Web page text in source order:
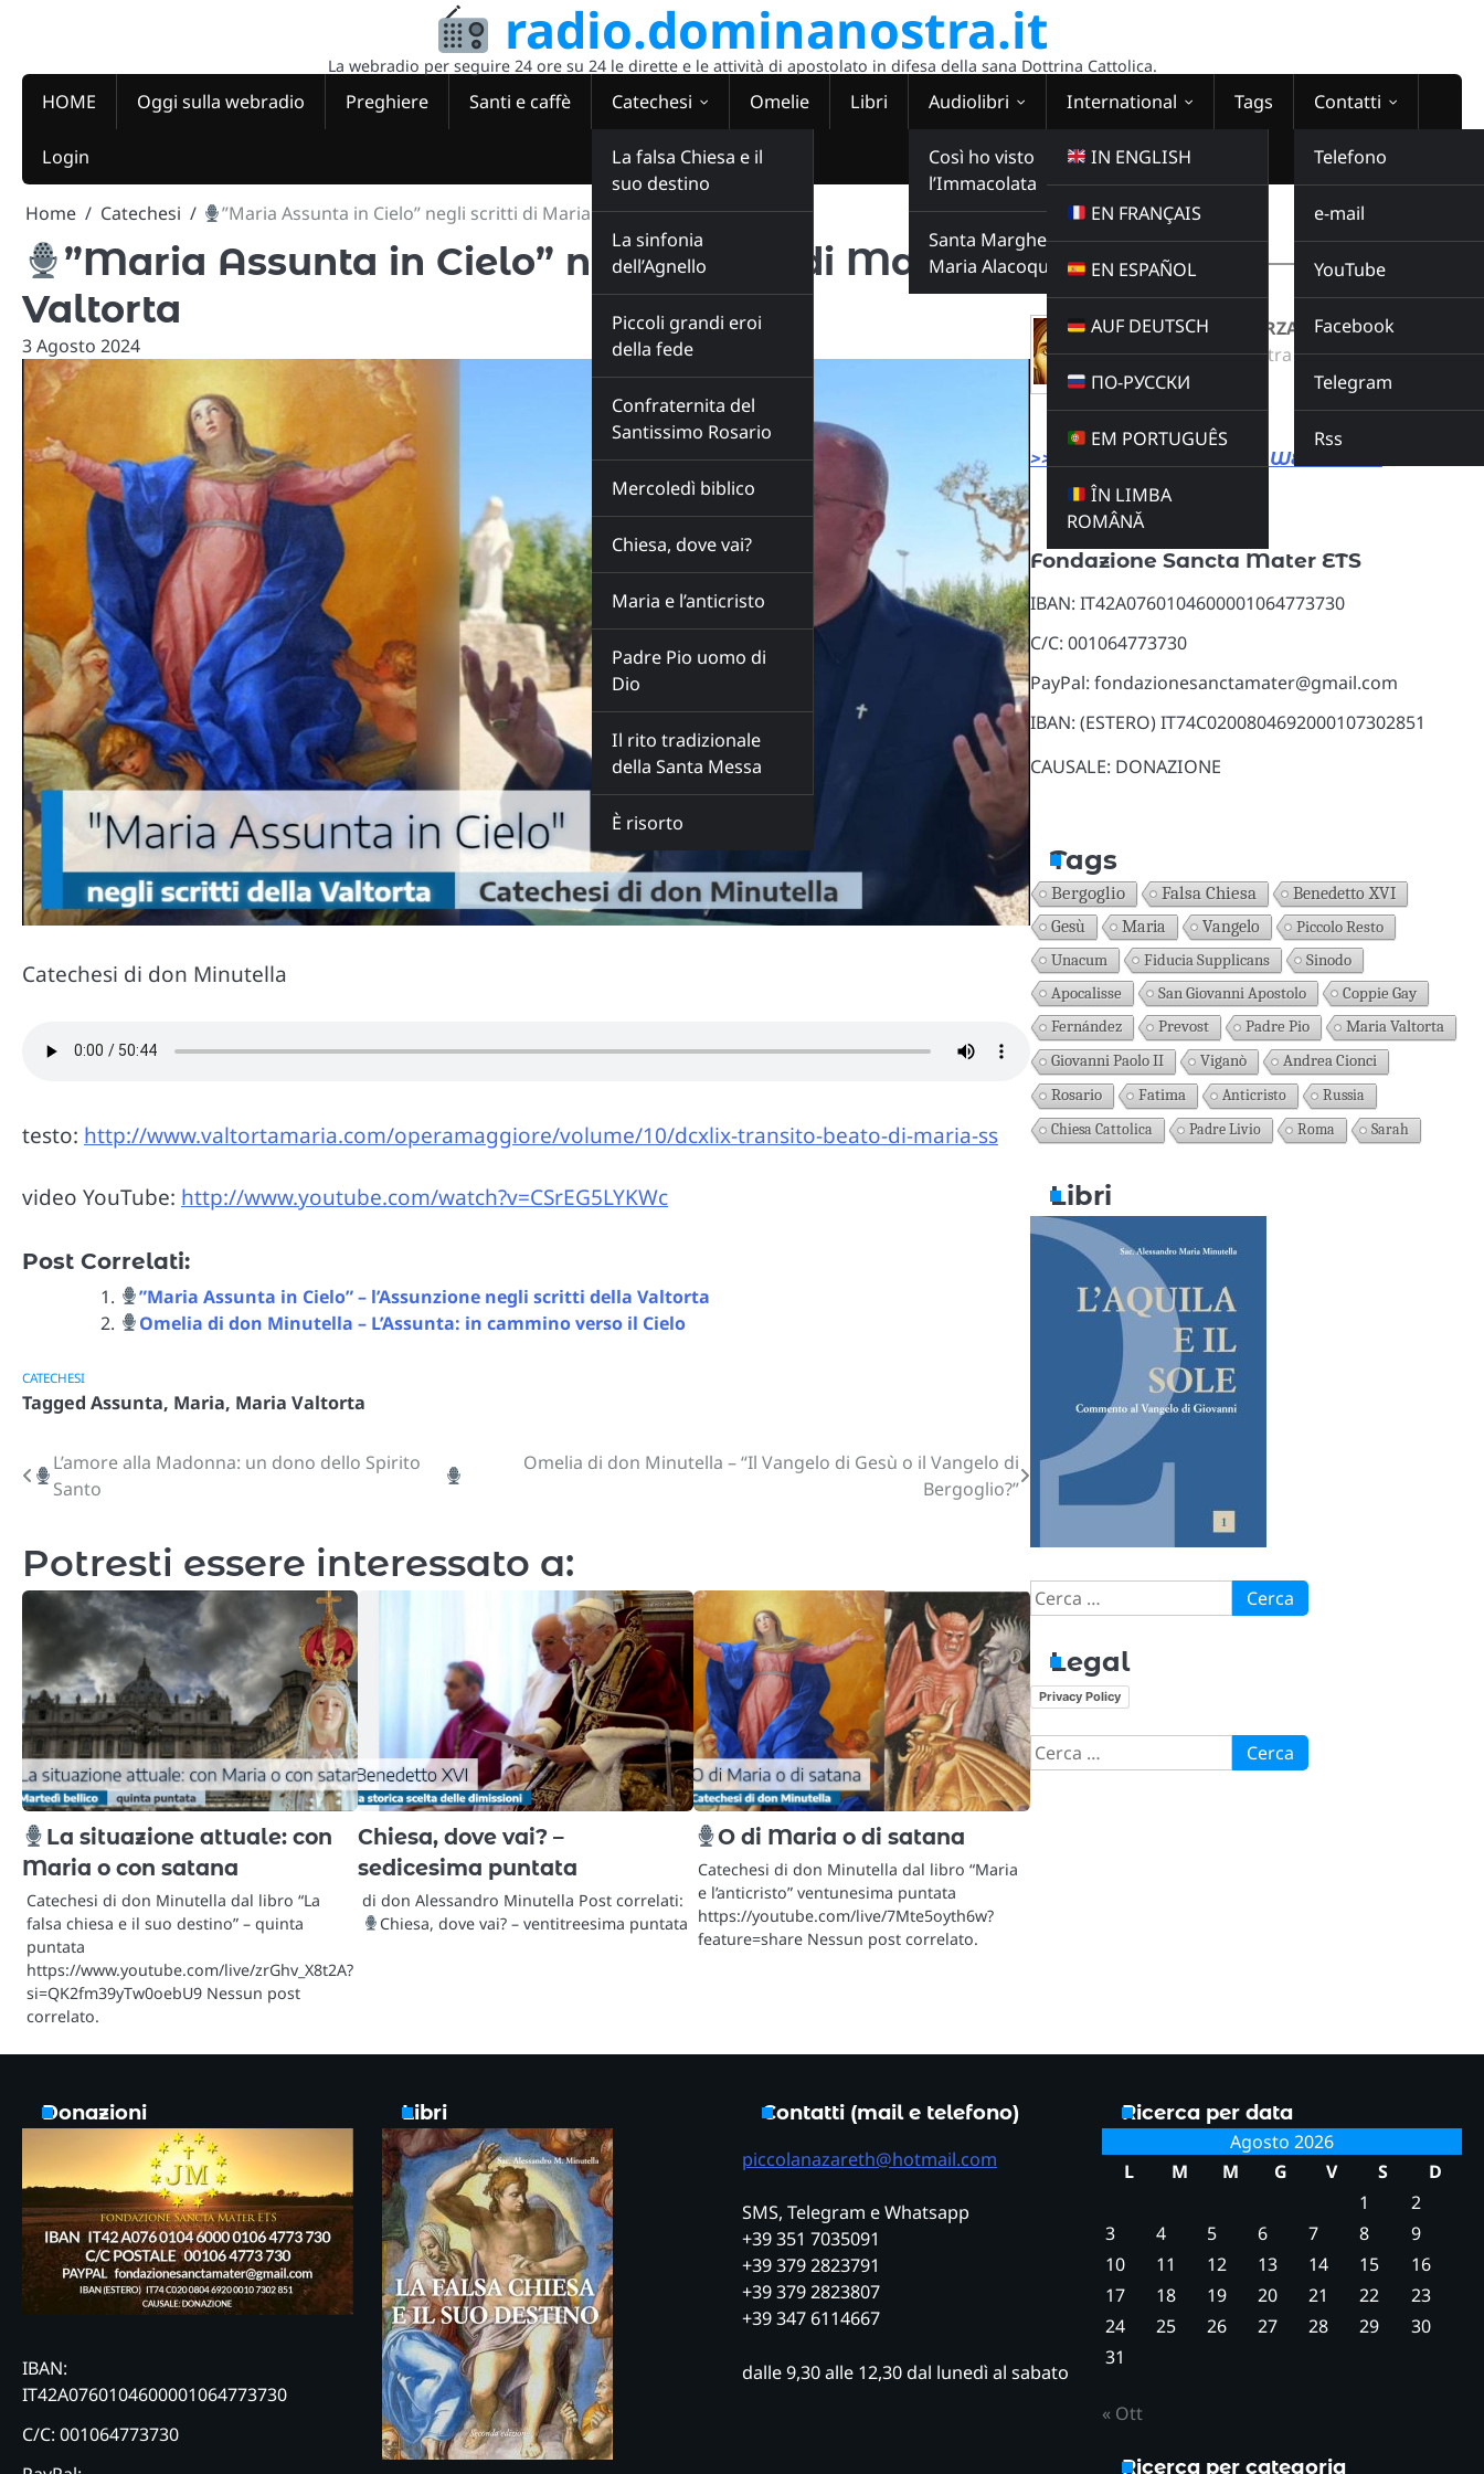
radio.dominanostra.it
La webradio per seguire 24 ore su 24 le dirette e le attività di apostolato in difesa della sana Dottrina Cattolica.
HOME Oggi sulla webradio Preghiere Santi e caffè Catechesi
La falsa Chiesa e il
suo destino
La sinfonia
dell’Agnello
Piccoli grandi eroi
della fede
Confraternita del
Santissimo Rosario
Mercoledì biblico
Chiesa, dove vai?
Maria e l’anticristo
Padre Pio uomo di
Dio
Il rito tradizionale
della Santa Messa
È risorto
Omelie Libri Audiolibri
Così ho visto
l’Immacolata
Santa Margherita
Maria Alacoque
International
IN ENGLISH
EN FRANÇAIS
EN ESPAÑOL
AUF DEUTSCH
ПО-РУССКИ
EM PORTUGUÊS
ÎN LIMBA
ROMÂNĂ
Tags Contatti
Telefono
e-mail
YouTube
Facebook
Telegram
Rss
Login
Home Catechesi ”Maria Assunta in Cielo” negli scritti di Maria Valtorta
”Maria Assunta in Cielo” negli scritti di Maria
Valtorta
3 Agosto 2024
Catechesi di don Minutella
testo: http://www.valtortamaria.com/operamaggiore/volume/10/dcxlix-transito-beato-di-maria-ss
video YouTube: http://www.youtube.com/watch?v=CSrEG5LYKWc
Post Correlati:
”Maria Assunta in Cielo” – l’Assunzione negli scritti della Valtorta
Omelia di don Minutella – L’Assunta: in cammino verso il Cielo
CATECHESI
Tagged Assunta, Maria, Maria Valtorta
Navigazione
articoli
L’amore alla Madonna: un dono dello Spirito
Santo
Omelia di don Minutella – “Il Vangelo di Gesù o il Vangelo di
Bergoglio?”
Potresti essere interessato a:
La situazione attuale: con
Maria o con satana
Catechesi di don Minutella dal libro “La
falsa chiesa e il suo destino” – quinta
puntata
https://www.youtube.com/live/zrGhv_X8t2A?
si=QK2fm39yTw0oebU9 Nessun post
correlato.
Chiesa, dove vai? –
sedicesima puntata
di don Alessandro Minutella Post correlati:
Chiesa, dove vai? – ventitreesima puntata
O di Maria o di satana
Catechesi di don Minutella dal libro “Maria
e l’anticristo” ventunesima puntata
https://youtube.com/live/7Mte5oyth6w?
feature=share Nessun post correlato.
WEBRADIO
00:00:00
VIENI SPIRITO FORZA DALL'ALTO
Radio Domina Nostra
MUSICA
Buy this album
>>> LINK DIRETTO ALLA WEBRADIO
Donazioni
Fondazione Sancta Mater ETS
IBAN: IT42A0760104600001064773730
C/C: 001064773730
PayPal: fondazionesanctamater@gmail.com
IBAN: (ESTERO) IT74C0200804692000107302851
CAUSALE: DONAZIONE
Tags
Bergoglio Falsa Chiesa Benedetto XVI
Gesù Maria Vangelo
Piccolo Resto
Unacum
Fiducia Supplicans
Sinodo
Apocalisse
San Giovanni Apostolo Coppie Gay
Fernández Prevost Padre Pio
Maria Valtorta
Giovanni Paolo II
Viganò
Andrea Cionci
Rosario
Fatima Anticristo
Russia
Chiesa Cattolica
Padre Livio Roma Sarah
Libri
Ricerca
per:
Legal
Privacy Policy
Ricerca
per:
Donazioni
IBAN:
IT42A0760104600001064773730
C/C: 001064773730
Libri
Contatti (mail e telefono)
piccolanazareth@hotmail.com
SMS, Telegram e Whatsapp
+39 351 7035091
+39 379 2823791
+39 379 2823807
+39 347 6114667
dalle 9,30 alle 12,30 dal lunedì al sabato
Ricerca per data
Agosto 2026
L
M M G V S
D
1
2
3
4 5 6 7 8
9
10
11 12 13 14 15
16
17
18 19 20 21 22
23
24
25 26 27 28 29
30
31
« Ott
Ricerca per categoria